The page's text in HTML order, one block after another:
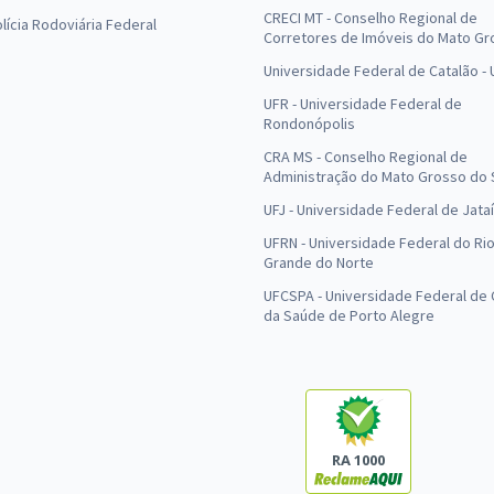
Rodoviária Federal
CRECI MT - Conselho Regional de
Corretores de Imóveis do Mato
Universidade Federal de Catalão -
UFR - Universidade Federal de
Rondonópolis
CRA MS - Conselho Regional de
Administração do Mato Grosso do
UFJ - Universidade Federal de Jataí
UFRN - Universidade Federal do Rio
Grande do Norte
UFCSPA - Universidade Federal de
da Saúde de Porto Alegre
RA 1000